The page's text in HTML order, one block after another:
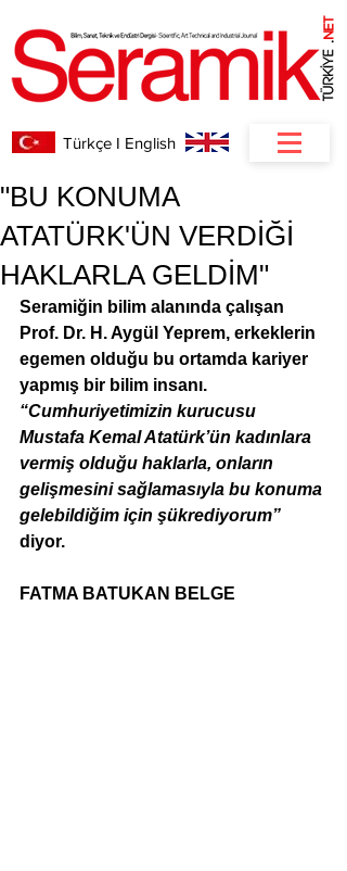
.
NET
Türkçe I English
"BU KONUMA
ATATÜRK'ÜN VERDİĞİ
HAKLARLA GELDİM"
Seramiğin bilim alanında çalışan
Prof. Dr. H. Aygül Yeprem, erkeklerin
egemen olduğu bu ortamda kariyer
yapmış bir bilim insanı.
“Cumhuriyetimizin kurucusu
Mustafa Kemal Atatürk’ün kadınlara
vermiş olduğu haklarla, onların
gelişmesini sağlamasıyla bu konuma
gelebildiğim için şükrediyorum”
diyor.
FATMA BATUKAN BELGE